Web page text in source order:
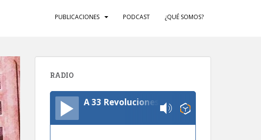
PUBLICACIONES PODCAST ¿QUÉ SOMOS?
RADIO
A 33 Revoluciones